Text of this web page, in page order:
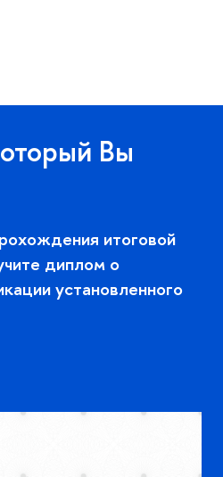
Вы
итоговой
диплом о
установленного